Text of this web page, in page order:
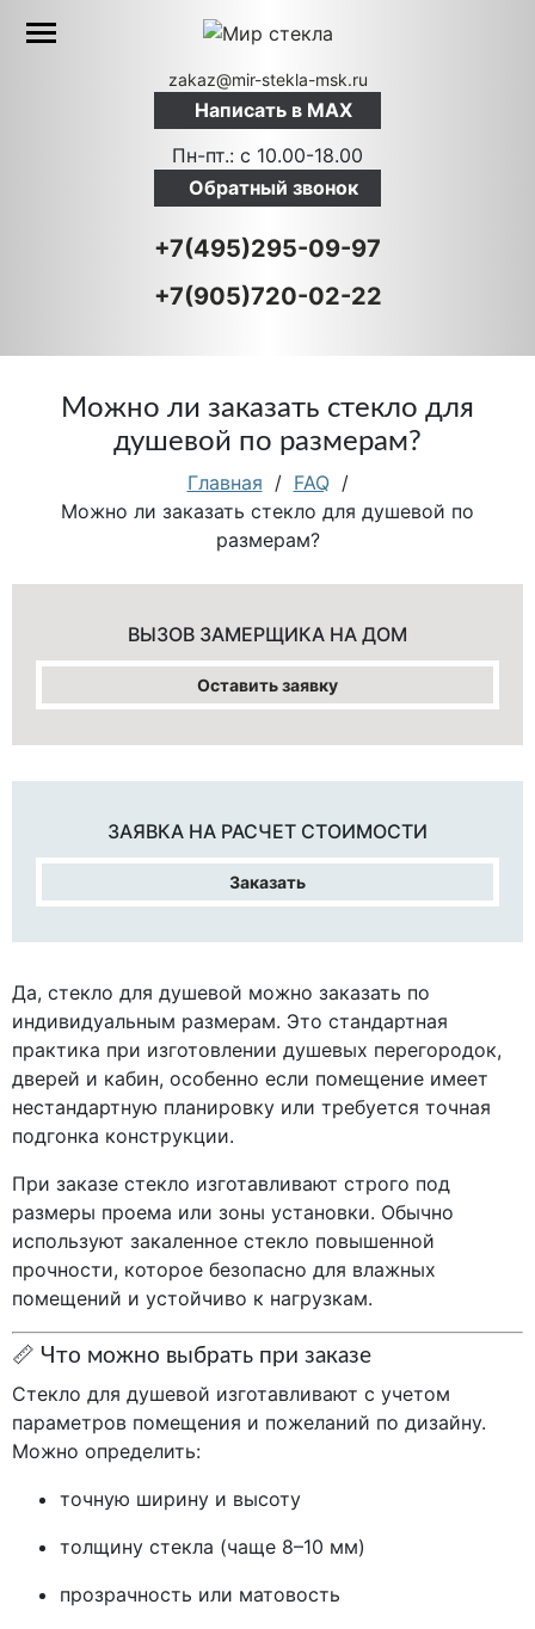
zakaz@mir-stekla-msk.ru
Написать в MAX
Пн-пт.: c 10.00-18.00
Обратный звонок
+7(495)295-09-97
+7(905)720-02-22
Можно ли заказать стекло для
душевой по размерам?
Главная / FAQ /
Можно ли заказать стекло для душевой по
размерам?
ВЫЗОВ ЗАМЕРЩИКА НА ДОМ
Оставить заявку
ЗАЯВКА НА РАСЧЕТ СТОИМОСТИ
Заказать
Да, стекло для душевой можно заказать по
индивидуальным размерам. Это стандартная
практика при изготовлении душевых перегородок,
дверей и кабин, особенно если помещение имеет
нестандартную планировку или требуется точная
подгонка конструкции.
При заказе стекло изготавливают строго под
размеры проема или зоны установки. Обычно
используют закаленное стекло повышенной
прочности, которое безопасно для влажных
помещений и устойчиво к нагрузкам.
📏 Что можно выбрать при заказе
Стекло для душевой изготавливают с учетом
параметров помещения и пожеланий по дизайну.
Можно определить:
точную ширину и высоту
толщину стекла (чаще 8–10 мм)
прозрачность или матовость